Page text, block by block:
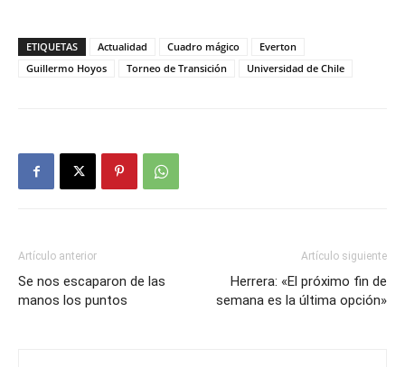
ETIQUETAS Actualidad Cuadro mágico
Everton
Guillermo Hoyos
Torneo de Transición Universidad de Chile
Artículo anterior
Se nos escaparon de las
manos los puntos
Artículo siguiente
Herrera: «El próximo fin de
semana es la última opción»